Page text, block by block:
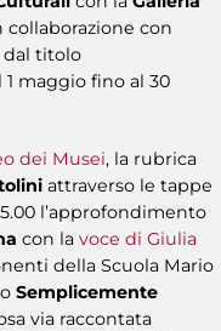
collaborazione con
dal titolo
maggio fino al 30
dei Musei, la rubrica
attraverso le tappe
l’approfondimento
con la voce di Giulia
della Scuola Mario
Semplicemente
via raccontata